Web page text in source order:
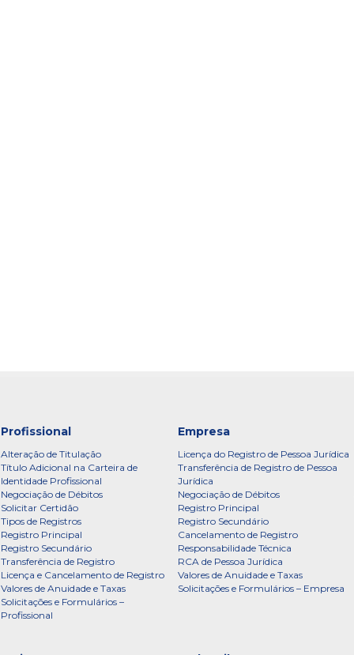
Profissional
Alteração de Titulação
Título Adicional na Carteira de
Identidade Profissional
Negociação de Débitos
Solicitar Certidão
Tipos de Registros
Registro Principal
Registro Secundário
Transferência de Registro
Licença e Cancelamento de Registro
Valores de Anuidade e Taxas
Solicitações e Formulários –
Profissional
Empresa
Licença do Registro de Pessoa Jurídica
Transferência de Registro de Pessoa
Jurídica
Negociação de Débitos
Registro Principal
Registro Secundário
Cancelamento de Registro
Responsabilidade Técnica
RCA de Pessoa Jurídica
Valores de Anuidade e Taxas
Solicitações e Formulários – Empresa